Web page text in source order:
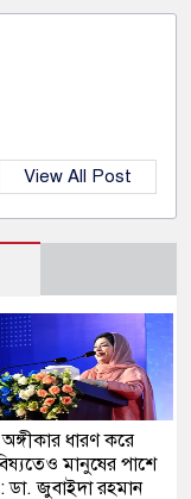
View All Post
ধারণ করে
মানুষের পাশে
ডা. জুবাইদা রহমান